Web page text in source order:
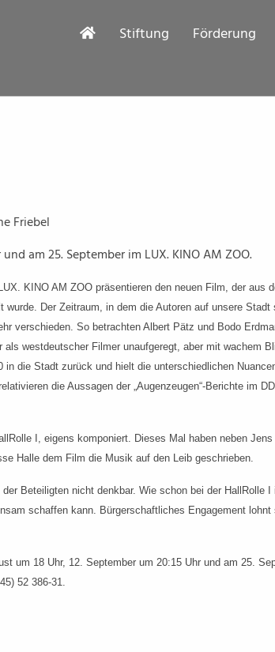
Stiftung Förderung
Friebel
am 25. September im LUX. KINO AM ZOO.
KINO AM ZOO präsentieren den neuen Film, der aus
Der Zeitraum, in dem die Autoren auf unsere Stadt
verschieden. So betrachten Albert Pätz und Bodo
westdeutscher Filmer unaufgeregt, aber mit wachem
die Stadt zurück und hielt die unterschiedlichen
die Aussagen der „Augenzeugen“-Berichte im
I, eigens komponiert. Dieses Mal haben neben Jens
Halle dem Film die Musik auf den Leib geschrieben.
Beteiligten nicht denkbar. Wie schon bei der HallRolle
schaffen kann. Bürgerschaftliches Engagement
um 18 Uhr, 12. September um 20:15 Uhr und am 25.
52 386-31.